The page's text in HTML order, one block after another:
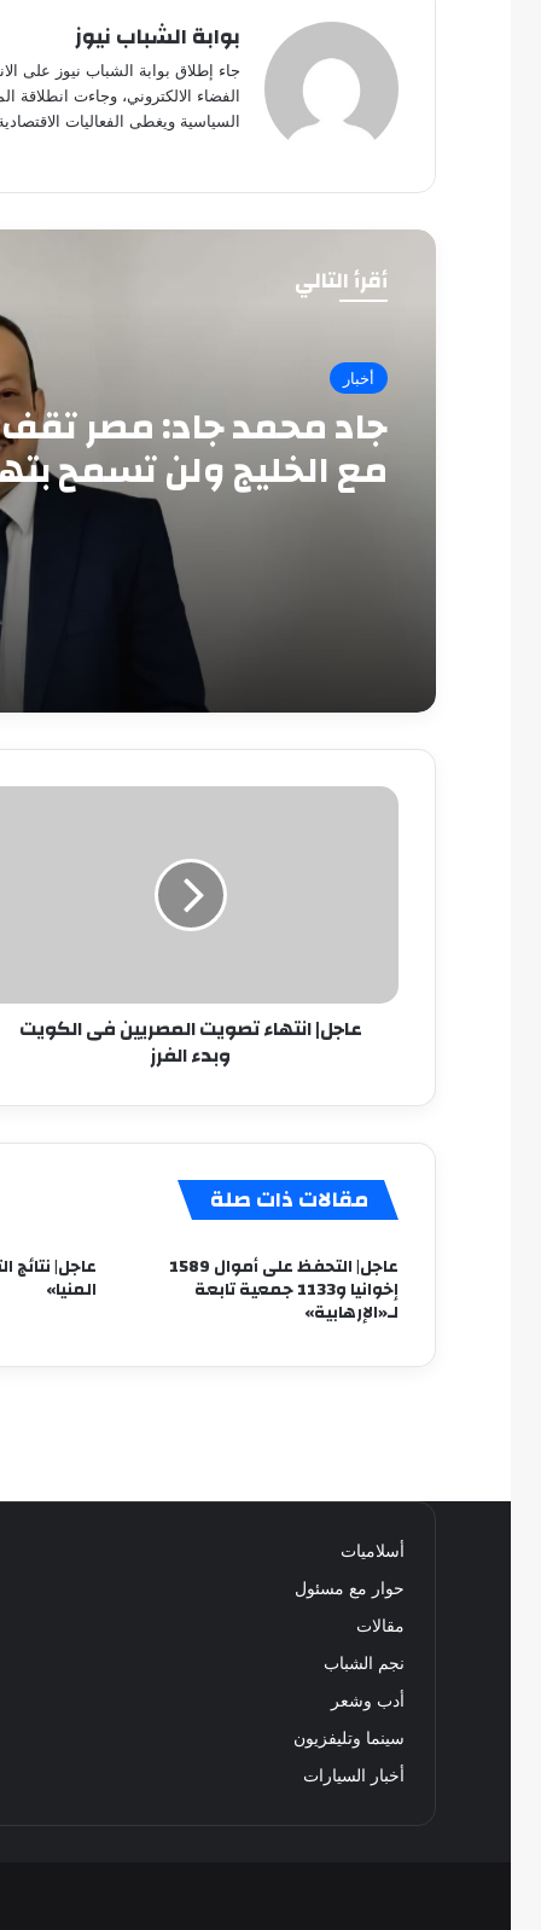
بوابة الشباب نيوز
جاء إطلاق بوابة الشباب نيوز على
الفضاء الالكتروني، وجاءت
السياسية ويغطى الفعاليات
أقرأ التالي
أخبار
جاد محمد جاد: مصر
مع الخليج ولن تسمح
أمنه
عاجل|
عاجل| انتهاء تصويت المصريين فى الكويت
وبدء الفرز
مقالات ذات صلة
عاجل| التحفظ على أموال 1589
إخوانيا و1133 جمعية تابعة
لـ«الإرهابية»
عاجل|
المنيا»
أسلاميات
حوار مع مسئول
مقالات
نجم الشباب
أدب وشعر
سينما وتليفزيون
أخبار السيارات